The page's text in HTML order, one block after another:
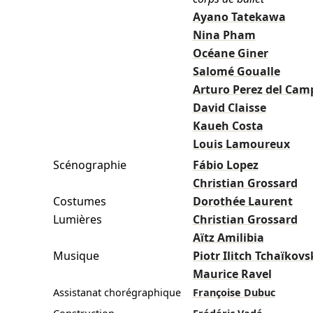
Ayano Tatekawa
Nina Pham
Océane Giner
Salomé Goualle
Arturo Perez del
David Claisse
Kaueh Costa
Louis Lamoureux
Scénographie
Fábio Lopez
Christian Grossard
Costumes
Dorothée Laurent
Lumières
Christian Grossard
Aïtz Amilibia
Musique
Piotr Ilitch
Maurice Ravel
Assistanat chorégraphique
Françoise Dubuc